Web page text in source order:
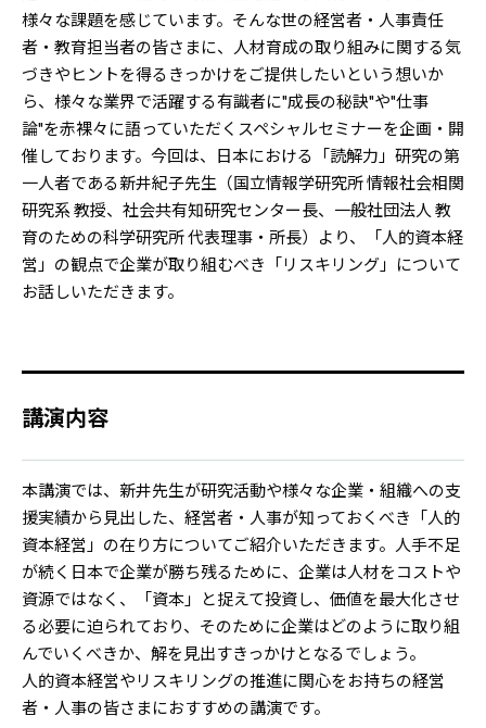
様々な課題を感じています。そんな世の経営者・人事責任
者・教育担当者の皆さまに、人材育成の取り組みに関する気
づきやヒントを得るきっかけをご提供したいという想いか
ら、様々な業界で活躍する有識者に"成長の秘訣"や"仕事
論"を赤裸々に語っていただくスペシャルセミナーを企画・開
催しております。今回は、日本における「読解力」研究の第
一人者である新井紀子先生（国立情報学研究所 情報社会相関
研究系 教授、社会共有知研究センター長、一般社団法人 教
育のための科学研究所 代表理事・所長）より、「人的資本経
営」の観点で企業が取り組むべき「リスキリング」について
お話しいただきます。
講演内容
本講演では、新井先生が研究活動や様々な企業・組織への支
援実績から見出した、経営者・人事が知っておくべき「人的
資本経営」の在り方についてご紹介いただきます。人手不足
が続く日本で企業が勝ち残るために、企業は人材をコストや
資源ではなく、「資本」と捉えて投資し、価値を最大化させ
る必要に迫られており、そのために企業はどのように取り組
んでいくべきか、解を見出すきっかけとなるでしょう。
人的資本経営やリスキリングの推進に関心をお持ちの経営
者・人事の皆さまにおすすめの講演です。